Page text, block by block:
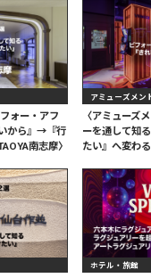
ォー・アフ
から』→『行
南志摩〉
アミューズメン
〈アミューズ
ーを通して知
たい』へ変わる
ホテル・旅館